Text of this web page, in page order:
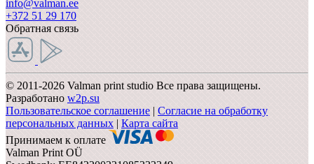
info@valman.ee
+372 51 29 170
Обратная связь
© 2011-2026 Valman print studio Все права защищены.
Разработано w2p.su
Пользовательское соглашение | Согласие на обработку
персональных данных | Карта сайта
Принимаем к оплате
Valman Print OÜ